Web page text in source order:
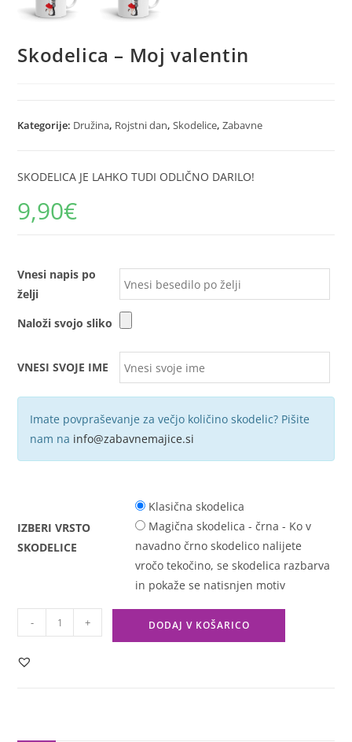
Skodelica – Moj valentin
Kategorije: Družina, Rojstni dan,Skodelice,Zabavne
SKODELICA JE LAHKO TUDI ODLIČNO DARILO!
9,90€
Vnesi napis po
želji
Naloži svojo sliko
VNESI SVOJE IME
Imate povpraševanje za večjo količino skodelic? Pišite
nam na info@zabavnemajice.si
IZBERI VRSTO
SKODELICE
Klasična skodelica
Magična skodelica - črna - Ko v
navadno črno skodelico nalijete
vročo tekočino, se skodelica razbarva
in pokaže se natisnjen motiv
- + DODAJ V KOŠARICO